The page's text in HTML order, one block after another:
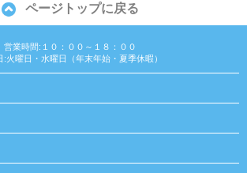
ページトップに戻る
営業時間:１０：００～１８：００
:火曜日・水曜日（年末年始・夏季休暇）